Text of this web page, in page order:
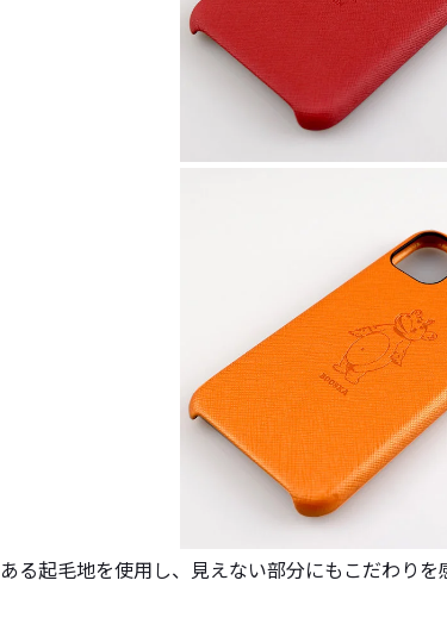
る起毛地を使用し、見えない部分にもこだわりを